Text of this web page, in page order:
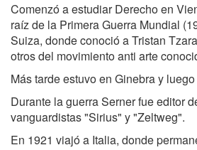
Comenzó a estudiar Derecho en
raíz de la Primera Guerra Mundial
Suiza, donde conoció a Tristan
otros del movimiento anti arte
Más tarde estuvo en Ginebra y
Durante la guerra Serner fue editor
vanguardistas "Sirius" y "Zeltweg".
En 1921 viajó a Italia, donde